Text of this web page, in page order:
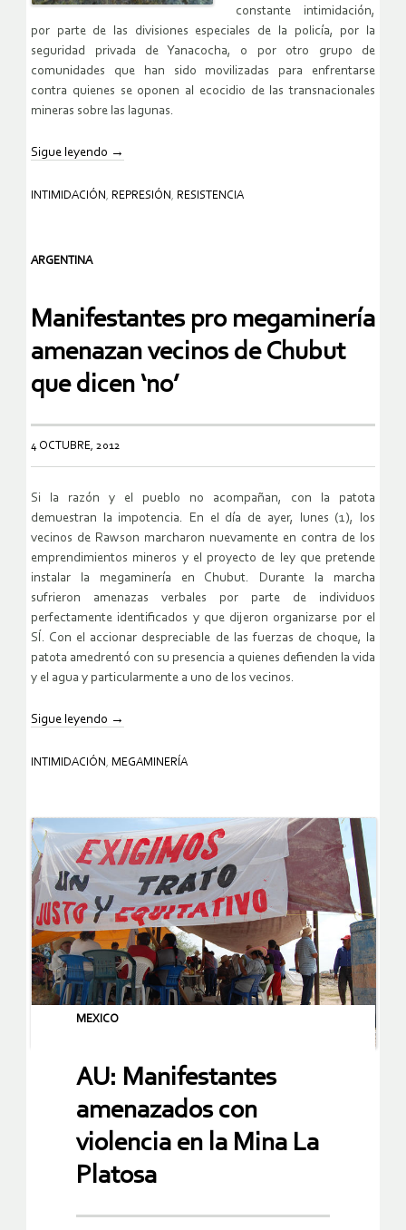
constante intimidación,
por parte de las divisiones especiales de la policía, por la
seguridad privada de Yanacocha, o por otro grupo de
comunidades que han sido movilizadas para enfrentarse
contra quienes se oponen al ecocidio de las transnacionales
mineras sobre las lagunas.
Sigue leyendo →
INTIMIDACIÓN , REPRESIÓN , RESISTENCIA
ARGENTINA
Manifestantes pro megaminería
amenazan vecinos de Chubut
que dicen ‘no’
4 OCTUBRE, 2012
Si la razón y el pueblo no acompañan, con la patota
demuestran la impotencia. En el día de ayer, lunes (1), los
vecinos de Rawson marcharon nuevamente en contra de los
emprendimientos mineros y el proyecto de ley que pretende
instalar la megaminería en Chubut. Durante la marcha
sufrieron amenazas verbales por parte de individuos
perfectamente identificados y que dijeron organizarse por el
SÍ. Con el accionar despreciable de las fuerzas de choque, la
patota amedrentó con su presencia a quienes defienden la vida
y el agua y particularmente a uno de los vecinos.
Sigue leyendo →
INTIMIDACIÓN , MEGAMINERÍA
MEXICO
AU: Manifestantes
amenazados con
violencia en la Mina La
Platosa